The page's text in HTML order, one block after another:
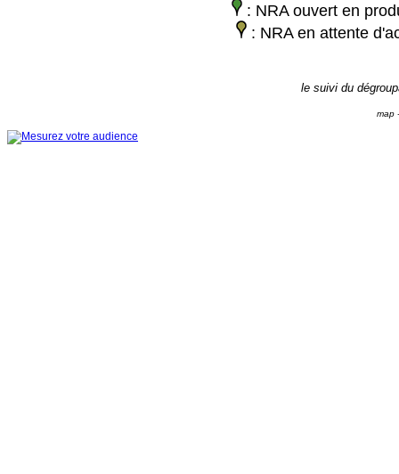
: NRA ouvert en
: NRA en attente
le suivi du
map